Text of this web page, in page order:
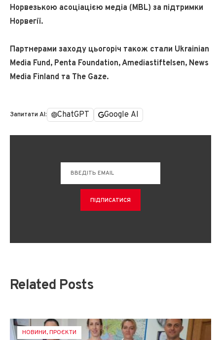
Норвезькою асоціацією медіа (MBL) за підтримки
Норвегії.
Партнерами заходу цьогоріч також стали Ukrainian
Media Fund, Penta Foundation, Amediastiftelsen, News
Media Finland та The Gaze.
Запитати AI: ChatGPT Google AI
Related Posts
НОВИНИ,ПРОЄКТИ